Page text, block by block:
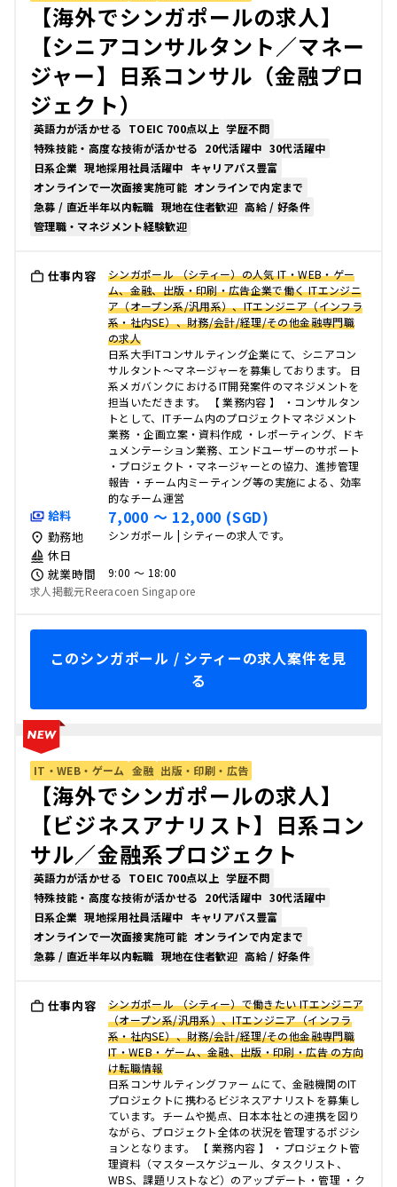
【海外でシンガポールの求人】
【シニアコンサルタント／マネー
ジャー】日系コンサル（金融プロ
ジェクト）
英語力が活かせる TOEIC 700点以上 学歴不問
特殊技能・高度な技術が活かせる 20代活躍中 30代活躍中
日系企業 現地採用社員活躍中 キャリアパス豊富
オンラインで一次面接実施可能 オンラインで内定まで
急募 / 直近半年以内転職 現地在住者歓迎 高給 / 好条件
管理職・マネジメント経験歓迎
仕事内容
シンガポール （シティー）の人気 IT・WEB・ゲー
ム、金融、出版・印刷・広告企業で働く ITエンジニ
ア（オープン系/汎用系）、ITエンジニア（インフラ
系・社内SE）、財務/会計/経理/その他金融専門職
の求人
日系大手ITコンサルティング企業にて、シニアコン
サルタント～マネージャーを募集しております。 日
系メガバンクにおけるIT開発案件のマネジメントを
担当いただきます。 【 業務内容 】 ・コンサルタン
トとして、ITチーム内のプロジェクトマネジメント
業務 ・企画立案・資料作成 ・レポーティング、ドキ
ュメンテーション業務、エンドユーザーのサポート
・プロジェクト・マネージャーとの協力、進捗管理
報告 ・チーム内ミーティング等の実施による、効率
的なチーム運営
給料 7,000 〜 12,000 (SGD)
勤務地 シンガポール | シティーの求人です。
休日
就業時間
9:00 〜 18:00
求人掲載元Reeracoen Singapore
このシンガポール / シティーの求人案件を見
る
IT・WEB・ゲーム 金融 出版・印刷・広告
【海外でシンガポールの求人】
【ビジネスアナリスト】日系コン
サル／金融系プロジェクト
英語力が活かせる TOEIC 700点以上 学歴不問
特殊技能・高度な技術が活かせる 20代活躍中 30代活躍中
日系企業 現地採用社員活躍中 キャリアパス豊富
オンラインで一次面接実施可能 オンラインで内定まで
急募 / 直近半年以内転職 現地在住者歓迎 高給 / 好条件
仕事内容
シンガポール （シティー）で働きたい ITエンジニア
（オープン系/汎用系）、ITエンジニア（インフラ
系・社内SE）、財務/会計/経理/その他金融専門職
IT・WEB・ゲーム、金融、出版・印刷・広告 の方向
け転職情報
日系コンサルティングファーㇺにて、金融機関のIT
プロジェクトに携わるビジネスアナリストを募集し
ています。チームや拠点、日本本社との連携を図り
ながら、プロジェクト全体の状況を管理するポジシ
ョンとなります。 【 業務内容 】 ・プロジェクト管
理資料（マスタースケジュール、タスクリスト、
WBS、課題リストなど）のアップデート・管理 ・ク